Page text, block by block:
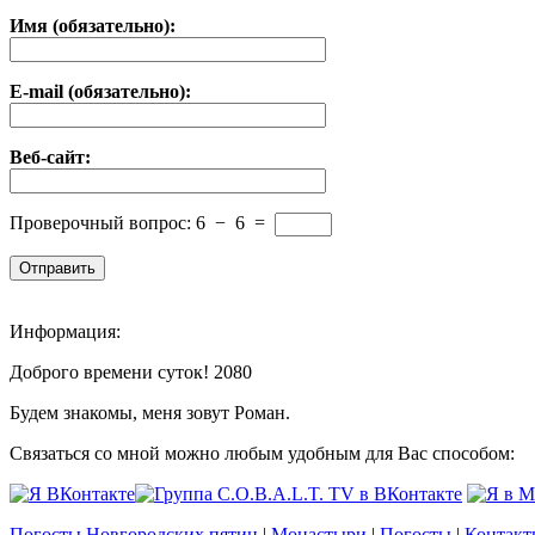
Имя (обязательно):
E-mail (обязательно):
Веб-сайт:
Проверочный вопрос: 6 − 6 =
Информация:
Доброго времени суток! 2080
Будем знакомы, меня зовут Роман.
Связаться со мной можно любым удобным для Вас способом: